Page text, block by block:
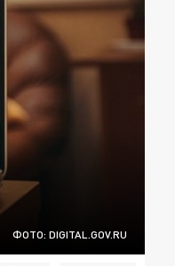
ФОТО: DIGITAL.GOV.RU